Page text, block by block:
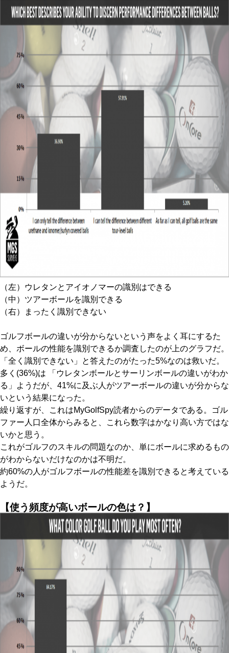
（左）ウレタンとアイオノマーの識別はできる
（中）ツアーボールを識別できる
（右）まったく識別できない
ゴルフボールの違いが分からないという声をよく耳にするた
め、ボールの性能を識別できるか調査したのが上のグラフだ。
「全く識別できない」と答えたのがたった5%なのは救いだ。
多く(36%)は 「ウレタンボールとサーリンボールの違いがわか
る」ようだが、41%に及ぶ人がツアーボールの違いが分からな
いという結果になった。
繰り返すが、これはMyGolfSpy読者からのデータである。ゴル
ファー人口全体からみると、これら数字はかなり高い方ではな
いかと思う。
これがゴルフのスキルの問題なのか、単にボールに求めるもの
がわからないだけなのかは不明だ。
約60%の人がゴルフボールの性能差を識別できると考えている
ようだ。
【使う頻度が高いボールの色は？】